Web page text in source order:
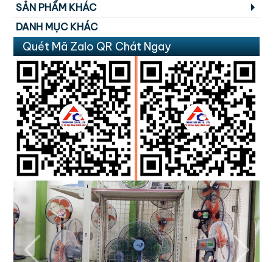
SẢN PHẨM KHÁC
DANH MỤC KHÁC
Quét Mã Zalo QR Chát Ngay
Previous Next